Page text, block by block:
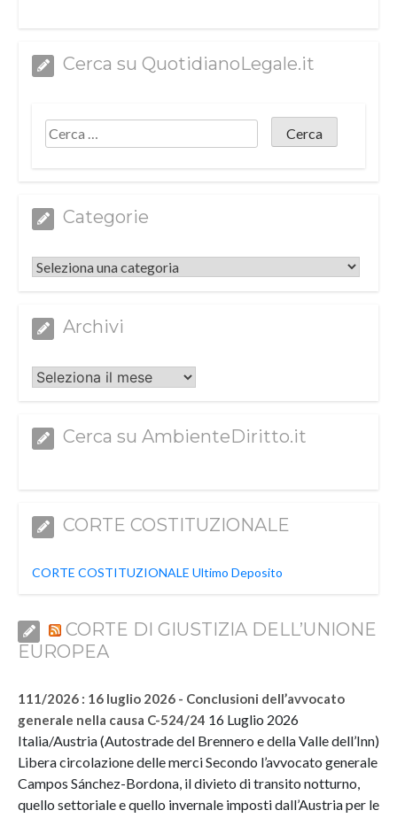
Cerca su QuotidianoLegale.it
Categorie
Categorie
Archivi
Archivi
Cerca su AmbienteDiritto.it
CORTE COSTITUZIONALE
CORTE COSTITUZIONALE Ultimo Deposito
CORTE DI GIUSTIZIA DELL’UNIONE
EUROPEA
111/2026 : 16 luglio 2026 - Conclusioni dell’avvocato
generale nella causa C-524/24 16 Luglio 2026
Italia/Austria (Autostrade del Brennero e della Valle dell’Inn)
Libera circolazione delle merci Secondo l’avvocato generale
Campos Sánchez-Bordona, il divieto di transito notturno,
quello settoriale e quello invernale imposti dall’Austria per le